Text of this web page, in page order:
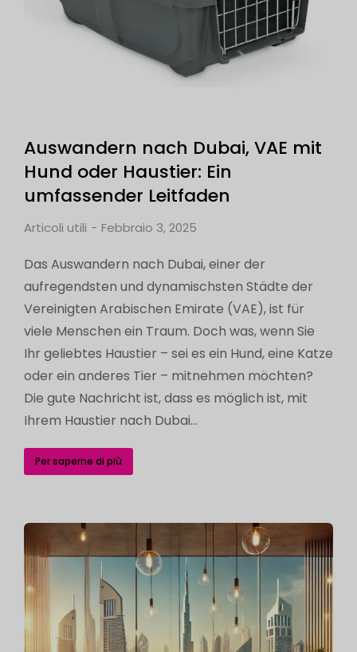
Auswandern nach Dubai, VAE mit
Hund oder Haustier: Ein
umfassender Leitfaden
Articoli utili Febbraio 3, 2025
Das Auswandern nach Dubai, einer der
aufregendsten und dynamischsten Städte der
Vereinigten Arabischen Emirate (VAE), ist für
viele Menschen ein Traum. Doch was, wenn Sie
Ihr geliebtes Haustier – sei es ein Hund, eine Katze
oder ein anderes Tier – mitnehmen möchten?
Die gute Nachricht ist, dass es möglich ist, mit
Ihrem Haustier nach Dubai…
Per saperne di più